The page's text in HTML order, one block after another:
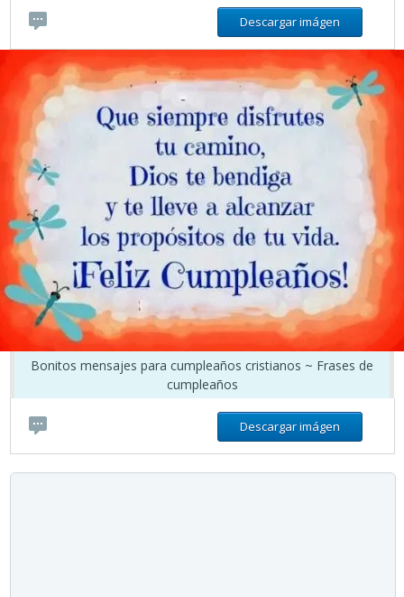
Descargar imágen
Bonitos mensajes para cumpleaños cristianos ~ Frases de
cumpleaños
Descargar imágen